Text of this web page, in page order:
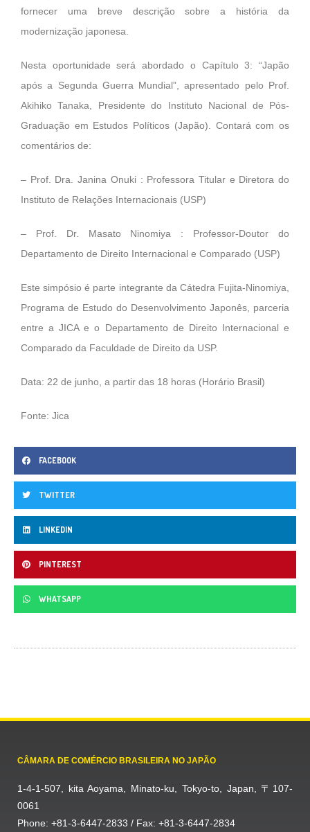
fornecer uma breve descrição sobre a história da
modernização japonesa.
Nesta oportunidade será abordado o Capítulo 3: “Japão
após a Segunda Guerra Mundial”, apresentado pelo Prof.
Akihiko Tanaka, Presidente do Instituto Nacional de Pós-
Graduação em Estudos Políticos (Japão). Contará com os
comentários de:
– Prof. Dra. Janina Onuki : Professora Titular e Diretora do
Instituto de Relações Internacionais (USP)
– Prof. Dr. Masato Ninomiya : Professor-Doutor do
Departamento de Direito Internacional e Comparado (USP)
Este simpósio é parte integrante da Cátedra Fujita-Ninomiya,
Programa de Estudo do Desenvolvimento Japonês, parceria
entre a JICA e o Departamento de Direito Internacional e
Comparado da Faculdade de Direito da USP.
Data: 22 de junho, a partir das 18 horas (Horário Brasil)
Fonte: Jica
FACEBOOK
TWITTER
LINKEDIN
PINTEREST
WHATSAPP
CÂMARA DE COMÉRCIO BRASILEIRA NO JAPÃO
1-4-1-507, kita Aoyama, Minato-ku, Tokyo-to, Japan, 〒107-
0061
Phone: +81-3-6447-2833 / Fax: +81-3-6447-2834